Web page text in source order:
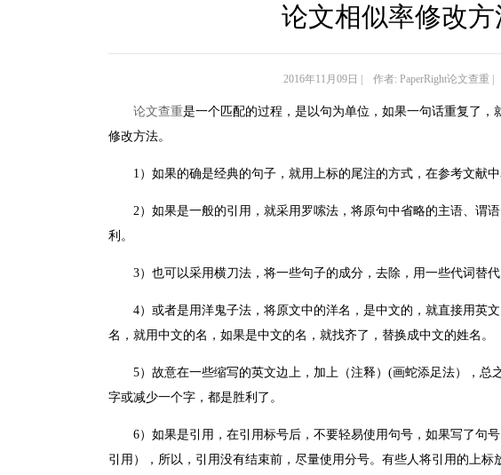
论文相似率修改方
2016年11月09日 | 作者: PaperRight论文查重
论文查重是一个匹配的过程，是以句为单位，如果一句话重复了
修改方法。
1）如果的确是经典的句子，就用上标的尾注的方式，在参考文献中
2）如果是一般的引用，就采用罗嗦法，将原句中省略的主语、谓
利。
3）也可以采用横刀法，将一些句子的成分，去除，用一些代词替代
4）或者是用洋鬼子法，将原文中的洋名，是中文的，就直接用英
名，就用中文的名，如果是中文的名，就找齐了，替换成中文的姓名。
5）故意在一些缩写的英文边上，加上（注释）(画蛇添足法），总
字或减少一个字，都是胜利了。
6）如果是引用，在引用标号后，不要轻易使用句号，如果写了句
引用），所以，引用没有结束前，尽量使用分号。有些人将引用的上